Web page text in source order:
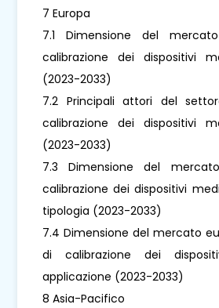
7 Europa
7.1 Dimensione del
calibrazione dei dispositivi
(2023-2033)
7.2 Principali attori del
calibrazione dei dispositivi
(2023-2033)
7.3 Dimensione del
calibrazione dei dispositivi
tipologia (2023-2033)
7.4 Dimensione del mercato
di calibrazione dei
applicazione (2023-2033)
8 Asia-Pacifico